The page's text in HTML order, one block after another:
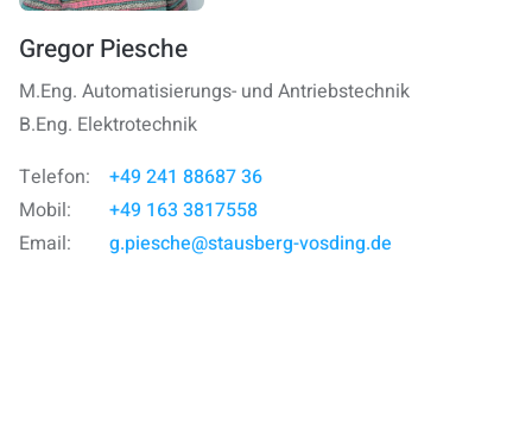
Gregor Piesche
M.Eng. Automatisierungs- und Antriebstechnik
B.Eng. Elektrotechnik
Telefon:
+49 241 88687 36
Mobil:
+49 163 3817558
Email:
g.piesche@stausberg-vosding.de